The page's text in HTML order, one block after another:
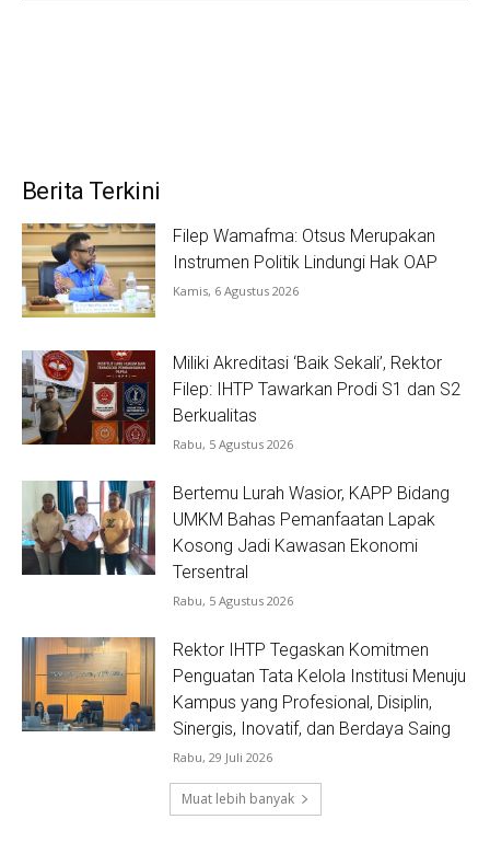
Berita Terkini
Filep Wamafma: Otsus Merupakan
Instrumen Politik Lindungi Hak OAP
Kamis, 6 Agustus 2026
Miliki Akreditasi ‘Baik Sekali’, Rektor
Filep: IHTP Tawarkan Prodi S1 dan S2
Berkualitas
Rabu, 5 Agustus 2026
Bertemu Lurah Wasior, KAPP Bidang
UMKM Bahas Pemanfaatan Lapak
Kosong Jadi Kawasan Ekonomi
Tersentral
Rabu, 5 Agustus 2026
Rektor IHTP Tegaskan Komitmen
Penguatan Tata Kelola Institusi Menuju
Kampus yang Profesional, Disiplin,
Sinergis, Inovatif, dan Berdaya Saing
Rabu, 29 Juli 2026
Muat lebih banyak